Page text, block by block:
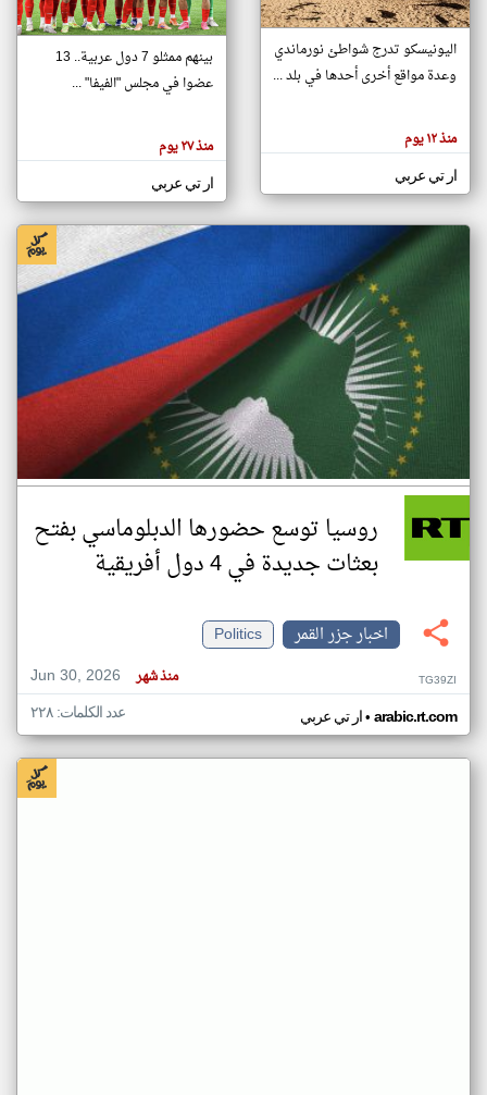
تغيير الدولة
اخبار جزر القمر على مدار الساعة
أهم اخبار جزر القمر العاجلة والمباشرة
هنا عن
وجهة
كاتبيها.
اليونيسكو تدرج شواطئ نورماندي
وعدة مواقع أخرى أحدها في بلد ...
منذ ١٢ يوم
ار تي عربي
بينهم ممثلو 7 دول عربية.. 13
عضوا في مجلس "الفيفا" ...
منذ ٢٧ يوم
ار تي عربي
روسيا توسع حضورها الدبلوماسي بفتح
بعثات جديدة في 4 دول أفريقية
اخبار جزر القمر
Politics
Jun 30, 2026
منذ شهر TG39ZI
ار تي عربي• arabic.rt.com عدد الكلمات: ٢٢٨
klyoum.com